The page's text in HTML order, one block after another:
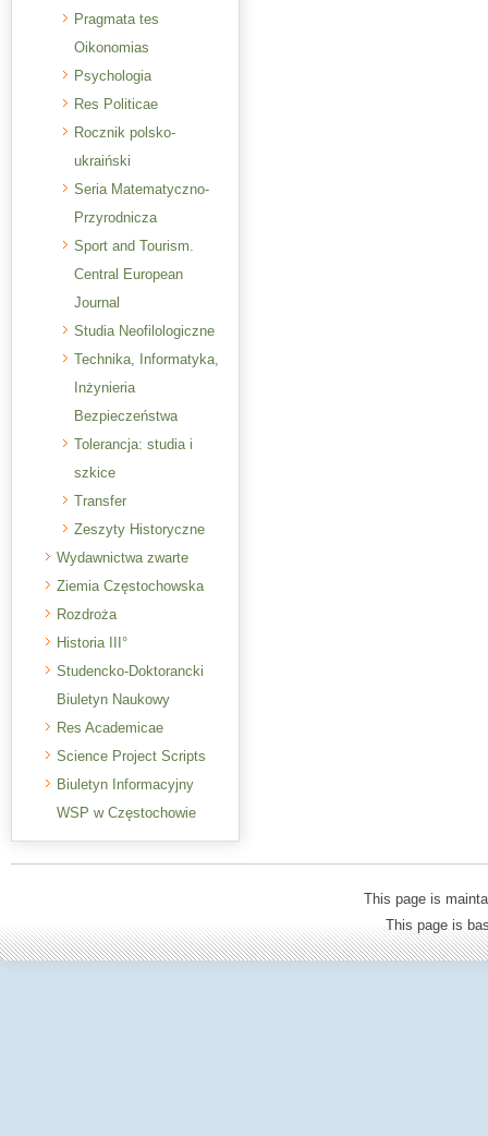
Pragmata tes
Oikonomias
Psychologia
Res Politicae
Rocznik polsko-
ukraiński
Seria Matematyczno-
Przyrodnicza
Sport and Tourism.
Central European
Journal
Studia Neofilologiczne
Technika, Informatyka,
Inżynieria
Bezpieczeństwa
Tolerancja: studia i
szkice
Transfer
Zeszyty Historyczne
Wydawnictwa zwarte
Ziemia Częstochowska
Rozdroża
Historia III°
Studencko-Doktorancki
Biuletyn Naukowy
Res Academicae
Science Project Scripts
Biuletyn Informacyjny
WSP w Częstochowie
This page is
This page is